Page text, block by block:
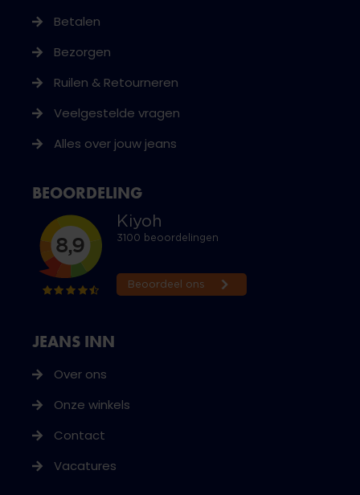
JEANS INN
Over ons
Onze winkels
Contact
Vacatures
Betalen
Bezorgen
Ruilen & Retourneren
Veelgestelde vragen
Alles over jouw jeans
BEOORDELING